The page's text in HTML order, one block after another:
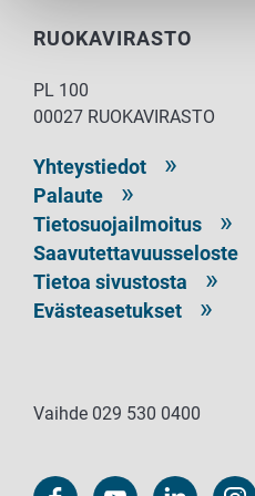
RUOKAVIRASTO
PL 100
00027 RUOKAVIRASTO
Yhteystiedot
Palaute
Tietosuojailmoitus
Saavutettavuusseloste
Tietoa sivustosta
Evästeasetukset
Vaihde 029 530 0400